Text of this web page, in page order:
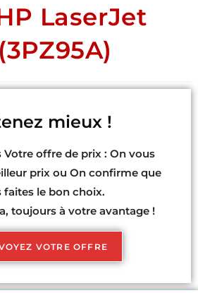
LaserJet
mieux !
Votre offre de prix : On vous
prix ou On confirme que
faites le bon choix.
toujours à votre avantage !
VOTRE OFFRE